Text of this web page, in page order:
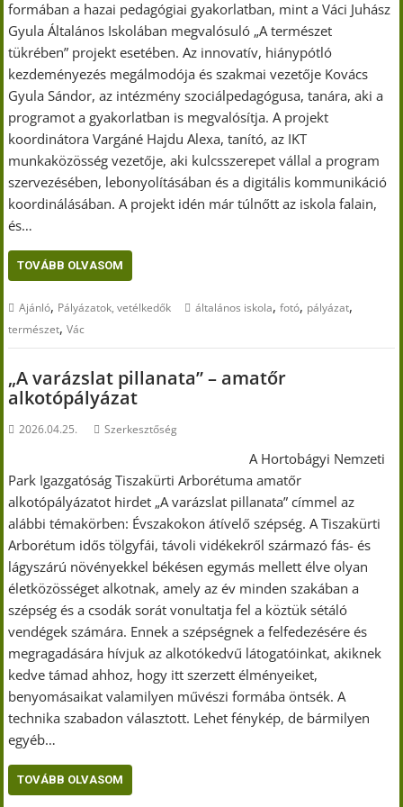
formában a hazai pedagógiai gyakorlatban, mint a Váci Juhász
Gyula Általános Iskolában megvalósuló „A természet
tükrében” projekt esetében. Az innovatív, hiánypótló
kezdeményezés megálmodója és szakmai vezetője Kovács
Gyula Sándor, az intézmény szociálpedagógusa, tanára, aki a
programot a gyakorlatban is megvalósítja. A projekt
koordinátora Vargáné Hajdu Alexa, tanító, az IKT
munkaközösség vezetője, aki kulcsszerepet vállal a program
szervezésében, lebonyolításában és a digitális kommunikáció
koordinálásában. A projekt idén már túlnőtt az iskola falain,
és…
TOVÁBB OLVASOM
Ajánló, Pályázatok, vetélkedők általános iskola,fotó, pályázat,
természet,Vác
„A varázslat pillanata” – amatőr
alkotópályázat
2026.04.25. Szerkesztőség
A Hortobágyi Nemzeti
Park Igazgatóság Tiszakürti Arborétuma amatőr
alkotópályázatot hirdet „A varázslat pillanata” címmel az
alábbi témakörben: Évszakokon átívelő szépség. A Tiszakürti
Arborétum idős tölgyfái, távoli vidékekről származó fás- és
lágyszárú növényekkel békésen egymás mellett élve olyan
életközösséget alkotnak, amely az év minden szakában a
szépség és a csodák sorát vonultatja fel a köztük sétáló
vendégek számára. Ennek a szépségnek a felfedezésére és
megragadására hívjuk az alkotókedvű látogatóinkat, akiknek
kedve támad ahhoz, hogy itt szerzett élményeiket,
benyomásaikat valamilyen művészi formába öntsék. A
technika szabadon választott. Lehet fénykép, de bármilyen
egyéb…
TOVÁBB OLVASOM